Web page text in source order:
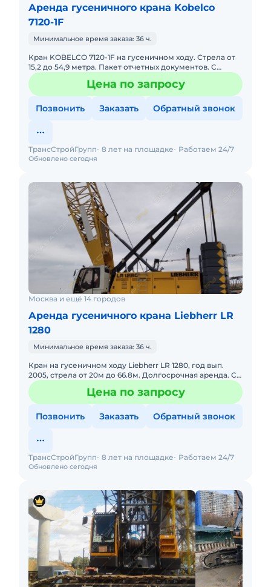
Аренда гусеничного крана Kobelco
7120-1F
Минимальное время заказа: 36 ч.
Кран KOBELСO 7120-1F на гусеничном ходу. Стрела от
15,2 до 54,9 метра. Пакет отчетных документов. С
оператором. Долгосрочная аренда. Опытный экипаж.
Собственник
Цена по запросу
Позвонить Заказать Обратный звонок
Обновлено сегодня
ТрансСтройГрупп 8 лет на площадке Работаем 24/7
Москва и ещё 14 городов
Аренда гусеничного крана Liebherr LR
1280
Минимальное время заказа: 36 ч.
Кран на гусеничном ходу Liebherr LR 1280, год вып.
2005, стрела от 20м до 66.8м. Долгосрочная аренда. С
оператором. Топливо включено в стоимость. Пакет
отчетных
Цена по запросу
Позвонить Заказать Обратный звонок
Обновлено сегодня
ТрансСтройГрупп 8 лет на площадке Работаем 24/7